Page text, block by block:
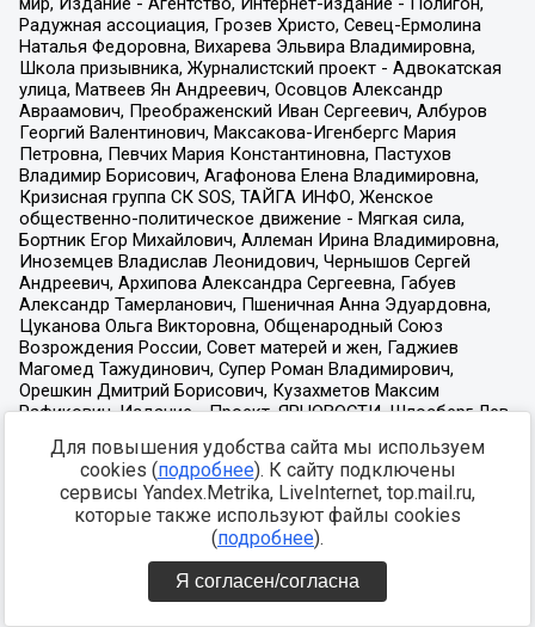
Для повышения удобства сайта мы используем
cookies (подробнее). К сайту подключены
сервисы Yandex.Metrika, LiveInternet, top.mail.ru,
которые также используют файлы cookies
(подробнее).
Я согласен/согласна